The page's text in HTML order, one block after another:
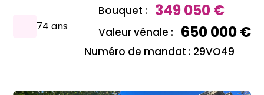
74 ans
Bouquet : 349 050 €
Valeur vénale : 650 000 €
Numéro de mandat : 29VO49